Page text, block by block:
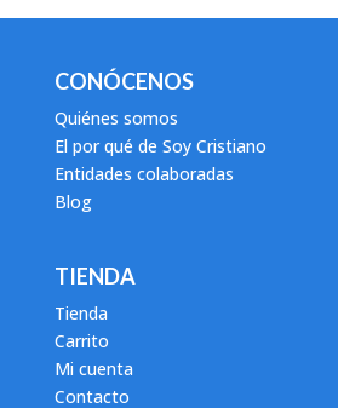
CONÓCENOS
Quiénes somos
El por qué de Soy Cristiano
Entidades colaboradas
Blog
TIENDA
Tienda
Carrito
Mi cuenta
Contacto